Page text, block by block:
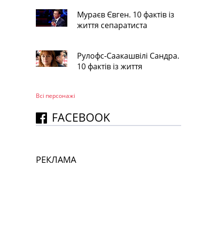
Мураєв Євген. 10 фактів із
життя сепаратиста
Рулофс-Саакашвілі Сандра.
10 фактів із життя
Всі персонажi
FACEBOOK
РЕКЛАМА